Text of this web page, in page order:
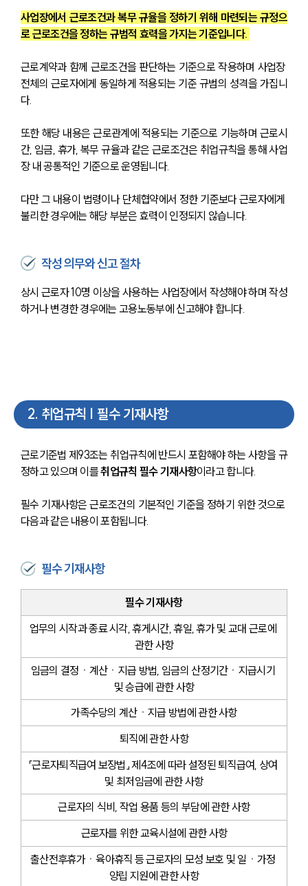
사업장에서 근로조건과 복무 규율을 정하기 위해 마련되는 규정으
로 근로조건을 정하는 규범적 효력을 가지는 기준입니다.
근로계약과 함께 근로조건을 판단하는 기준으로 작용하며 사업장
전체의 근로자에게 동일하게 적용되는 기준 규범의 성격을 가집니
다.
또한 해당 내용은 근로관계에 적용되는 기준으로 기능하며 근로시
간, 임금, 휴가, 복무 규율과 같은 근로조건은 취업규칙을 통해 사업
장 내 공통적인 기준으로 운영됩니다.
다만 그 내용이 법령이나 단체협약에서 정한 기준보다 근로자에게
불리한 경우에는 해당 부분은 효력이 인정되지 않습니다.
작성 의무와 신고 절차
상시 근로자 10명 이상을 사용하는 사업장에서 작성해야 하며 작성
하거나 변경한 경우에는 고용노동부에 신고해야 합니다.
2. 취업규칙 | 필수 기재사항
근로기준법 제93조는 취업규칙에 반드시 포함해야 하는 사항을 규
정하고 있으며 이를 취업규칙 필수 기재사항이라고 합니다.
필수 기재사항은 근로조건의 기본적인 기준을 정하기 위한 것으로
다음과 같은 내용이 포함됩니다.
필수 기재사항
필수 기재사항
업무의 시작과 종료 시각, 휴게시간, 휴일, 휴가 및 교대 근로에
관한 사항
임금의 결정ㆍ계산ㆍ지급 방법, 임금의 산정기간ㆍ지급시기
및 승급에 관한 사항
가족수당의 계산ㆍ지급 방법에 관한 사항
퇴직에 관한 사항
「근로자퇴직급여 보장법」 제4조에 따라 설정된 퇴직급여, 상여
및 최저임금에 관한 사항
근로자의 식비, 작업 용품 등의 부담에 관한 사항
근로자를 위한 교육시설에 관한 사항
출산전후휴가ㆍ육아휴직 등 근로자의 모성 보호 및 일ㆍ가정
양립 지원에 관한 사항